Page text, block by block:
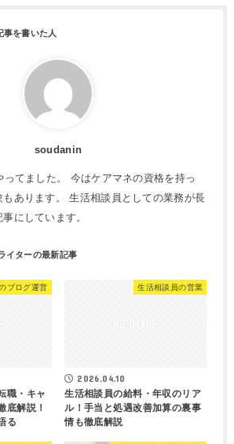
soudanin
ってました。 今はケアマネの資格を持っ
あります。 生活相談員としての業務が長
にしています。
ブログ運営
職・キャ
底解説！
る
生活相談員の営業
2026.04.10
生活相談員の給料・年収のリア
ル！手当と処遇改善加算の裏事
情も徹底解説